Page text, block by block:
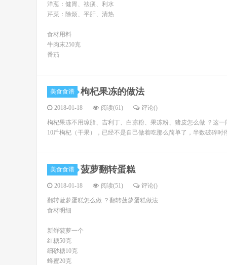
洋葱：健胃、祛痰、利水
芹菜：除烦、平肝、清热
食材用料
牛肉末250克
番茄
美食食谱 枸杞果冻的做法
2018-01-18 阅读(61) 评论()
枸杞果冻不用琼脂、吉利丁、白凉粉、果冻粉、猪皮怎么做 ？这一
10斤枸杞（干果），已经不是自己做着吃那么简单了，半数破碎
美食食谱 菠萝翻转蛋糕
2018-01-18 阅读(51) 评论()
翻转菠萝蛋糕怎么做 ？翻转菠萝蛋糕做法
食材明细
新鲜菠萝一个
红糖50克
细砂糖10克
蜂蜜20克